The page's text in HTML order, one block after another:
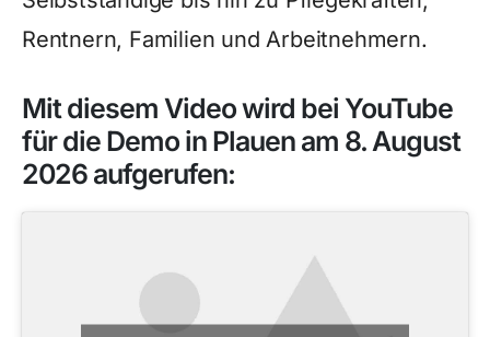
Rentnern, Familien und Arbeitnehmern.
Mit diesem Video wird bei YouTube
für die Demo in Plauen am 8. August
2026 aufgerufen: